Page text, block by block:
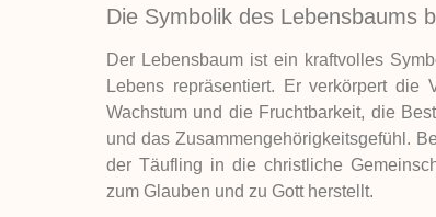
Die Symbolik des Lebensbaums
Der Lebensbaum ist ein kraftvolles
Lebens repräsentiert. Er verkörpert
Wachstum und die Fruchtbarkeit, die
und das Zusammengehörigkeitsgefühl.
der Täufling in die christliche
zum Glauben und zu Gott herstellt.